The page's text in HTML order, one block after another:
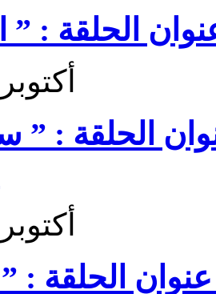
6 أكتوبر,
سير حتى تجي 2 : عنوان
5 أكتوبر,